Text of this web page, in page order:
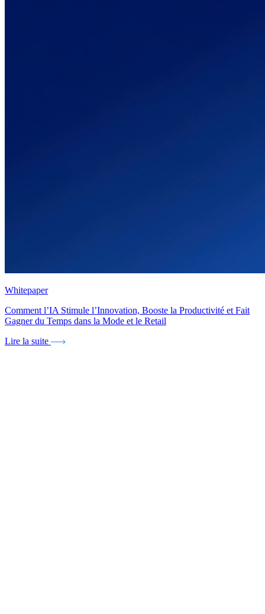
Whitepaper
Comment l’IA Stimule l’Innovation, Booste la Productivité et Fait
Gagner du Temps dans la Mode et le Retail
Lire la suite